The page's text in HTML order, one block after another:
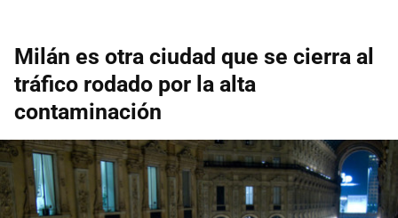
Milán es otra ciudad que se cierra al
tráfico rodado por la alta
contaminación